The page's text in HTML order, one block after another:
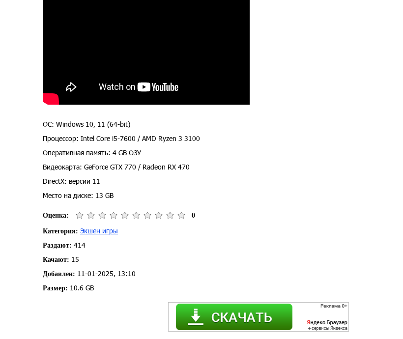
ОС: Windows 10, 11 (64-bit)
Процессор: Intel Core i5-7600 / AMD Ryzen 3 3100
Оперативная память: 4 GB ОЗУ
Видеокарта: GeForce GTX 770 / Radeon RX 470
DirectX: версии 11
Место на диске: 13 GB
Оценка: 0
Категория: Экшен игры
Раздают: 414
Качают: 15
Добавлен: 11-01-2025, 13:10
Размер: 10.6 GB